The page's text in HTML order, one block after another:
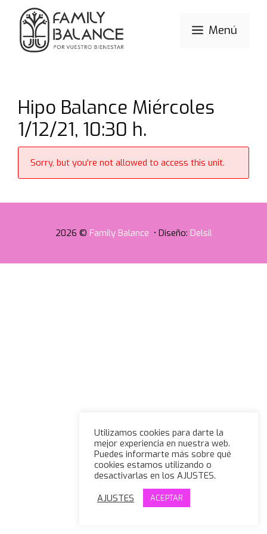
Saltar
contenido
Menú
Hipo Balance Miércoles
1/12/21, 10:30 h.
Sorry, but you're not allowed to access this unit.
2026 © Family Balance • Diseño: Delsil
Utilizamos cookies para darte la
mejor experiencia en nuestra web.
Puedes informarte más sobre qué
cookies estamos utilizando o
desactivarlas en los AJUSTES.
AJUSTES
ACEPTAR